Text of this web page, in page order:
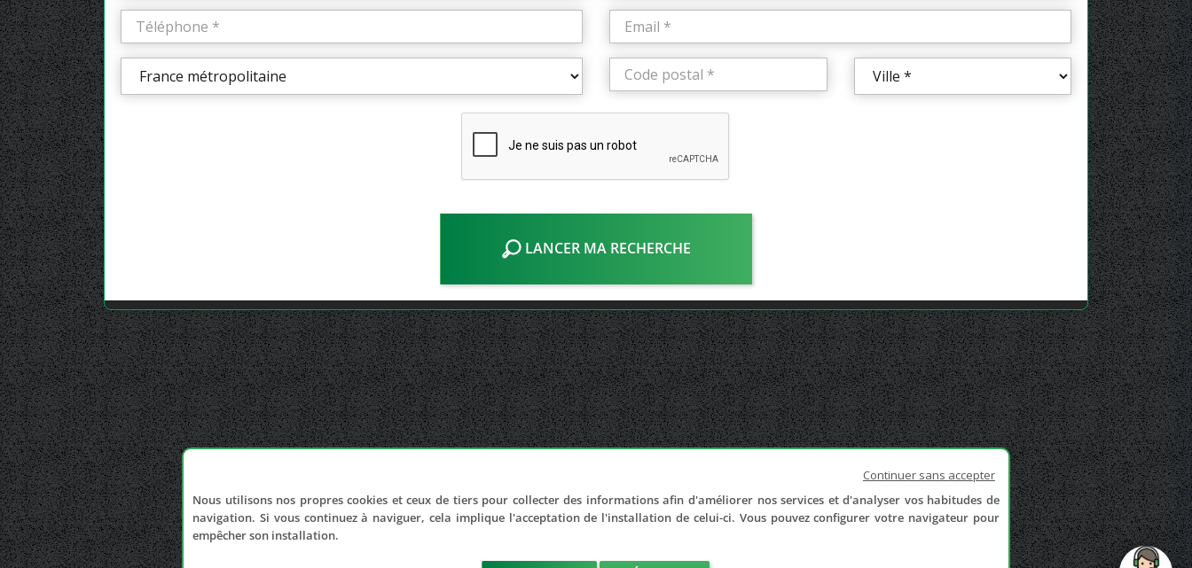
LANCER MA RECHERCHE
Continuer sans accepter
Nous utilisons nos propres cookies et ceux de tiers pour collecter des informations afin d'améliorer nos services et d'analyser vos habitudes de
navigation. Si vous continuez à naviguer, cela implique l'acceptation de l'installation de celui-ci. Vous pouvez configurer votre navigateur pour
empêcher son installation.